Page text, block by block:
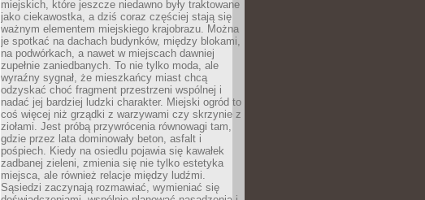
miejskich, które jeszcze niedawno były traktowane
jako ciekawostka, a dziś coraz częściej stają się
ważnym elementem miejskiego krajobrazu. Można
je spotkać na dachach budynków, między blokami,
na podwórkach, a nawet w miejscach dawniej
zupełnie zaniedbanych. To nie tylko moda, ale
wyraźny sygnał, że mieszkańcy miast chcą
odzyskać choć fragment przestrzeni wspólnej i
nadać jej bardziej ludzki charakter. Miejski ogród to
coś więcej niż grządki z warzywami czy skrzynie z
ziołami. Jest próbą przywrócenia równowagi tam,
gdzie przez lata dominowały beton, asfalt i
pośpiech. Kiedy na osiedlu pojawia się kawałek
zadbanej zieleni, zmienia się nie tylko estetyka
miejsca, ale również relacje między ludźmi.
Sąsiedzi zaczynają rozmawiać, wymieniać się